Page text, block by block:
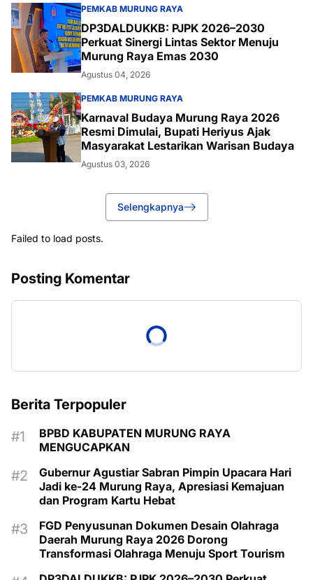
PEMKAB MURUNG RAYA
DP3DALDUKKB: PJPK 2026–2030
Perkuat Sinergi Lintas Sektor Menuju
Murung Raya Emas 2030
Agustus 04, 2026
PEMKAB MURUNG RAYA
Karnaval Budaya Murung Raya 2026
Resmi Dimulai, Bupati Heriyus Ajak
Masyarakat Lestarikan Warisan Budaya
Agustus 03, 2026
Selengkapnya
Failed to load posts.
Posting Komentar
Berita Terpopuler
BPBD KABUPATEN MURUNG RAYA
MENGUCAPKAN
Gubernur Agustiar Sabran Pimpin Upacara Hari
Jadi ke-24 Murung Raya, Apresiasi Kemajuan
dan Program Kartu Hebat
FGD Penyusunan Dokumen Desain Olahraga
Daerah Murung Raya 2026 Dorong
Transformasi Olahraga Menuju Sport Tourism